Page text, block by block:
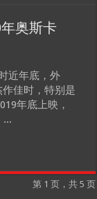
年奥斯卡
近年底，外
作佳时，特别是
年底上映，
...
第 1 页，共 5 页